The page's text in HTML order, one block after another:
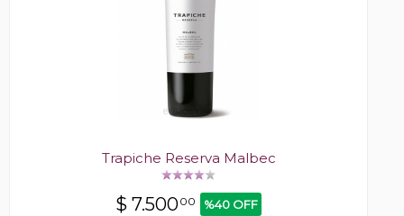
Trapiche Reserva Malbec
$ 7.50000 %40 OFF